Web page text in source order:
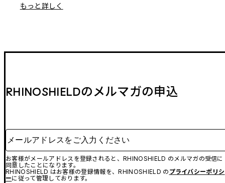
もっと詳しく
RHINOSHIELDのメルマガの申込
メールアドレスをご入力ください
お客様がメールアドレスを登録されると、RHINOSHIELD のメルマガの受信に
同意したことになります。
RHINOSHIELD はお客様の登録情報を、RHINOSHIELD の プライバシーポリシ
ーに従って管理しております。